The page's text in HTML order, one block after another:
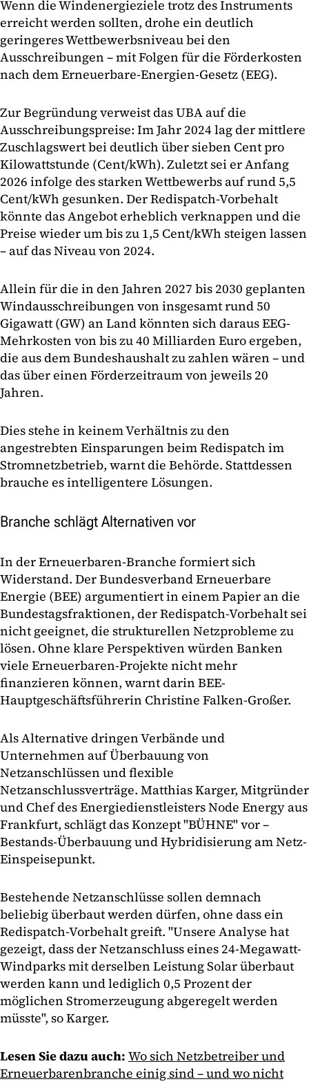
Wenn die Windenergieziele trotz des Instruments
erreicht werden sollten, drohe ein deutlich
geringeres Wettbewerbsniveau bei den
Ausschreibungen – mit Folgen für die Förderkosten
nach dem Erneuerbare-Energien-Gesetz (EEG).
Zur Begründung verweist das UBA auf die
Ausschreibungspreise: Im Jahr 2024 lag der mittlere
Zuschlagswert bei deutlich über sieben Cent pro
Kilowattstunde (Cent/kWh). Zuletzt sei er Anfang
2026 infolge des starken Wettbewerbs auf rund 5,5
Cent/kWh gesunken. Der Redispatch-Vorbehalt
könnte das Angebot erheblich verknappen und die
Preise wieder um bis zu 1,5 Cent/kWh steigen lassen
– auf das Niveau von 2024.
Allein für die in den Jahren 2027 bis 2030 geplanten
Windausschreibungen von insgesamt rund 50
Gigawatt (GW) an Land könnten sich daraus EEG-
Mehrkosten von bis zu 40 Milliarden Euro ergeben,
die aus dem Bundeshaushalt zu zahlen wären – und
das über einen Förderzeitraum von jeweils 20
Jahren.
Dies stehe in keinem Verhältnis zu den
angestrebten Einsparungen beim Redispatch im
Stromnetzbetrieb, warnt die Behörde. Stattdessen
brauche es intelligentere Lösungen.
Branche schlägt Alternativen vor
In der Erneuerbaren-Branche formiert sich
Widerstand. Der Bundesverband Erneuerbare
Energie (BEE) argumentiert in einem Papier an die
Bundestagsfraktionen, der Redispatch-Vorbehalt sei
nicht geeignet, die strukturellen Netzprobleme zu
lösen. Ohne klare Perspektiven würden Banken
viele Erneuerbaren-Projekte nicht mehr
finanzieren können, warnt darin BEE-
Hauptgeschäftsführerin Christine Falken-Großer.
Als Alternative dringen Verbände und
Unternehmen auf Überbauung von
Netzanschlüssen und flexible
Netzanschlussverträge. Matthias Karger, Mitgründer
und Chef des Energiedienstleisters Node Energy aus
Frankfurt, schlägt das Konzept "BÜHNE" vor –
Bestands-Überbauung und Hybridisierung am Netz-
Einspeisepunkt.
Bestehende Netzanschlüsse sollen demnach
beliebig überbaut werden dürfen, ohne dass ein
Redispatch-Vorbehalt greift. "Unsere Analyse hat
gezeigt, dass der Netzanschluss eines 24-Megawatt-
Windparks mit derselben Leistung Solar überbaut
werden kann und lediglich 0,5 Prozent der
möglichen Stromerzeugung abgeregelt werden
müsste", so Karger.
Lesen Sie dazu auch: Wo sich Netzbetreiber und
Erneuerbarenbranche einig sind – und wo nicht